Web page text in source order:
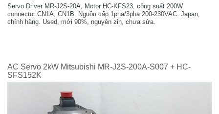
Servo Driver MR-J2S-20A, Motor HC-KFS23, công suất 200W.
connector CN1A, CN1B. Nguồn cấp 1pha/3pha 200-230VAC. Japan,
chính hãng. Used, mới 90%, nguyên zin, chưa sửa.
AC Servo 2kW Mitsubishi MR-J2S-200A-S007 + HC-
SFS152K